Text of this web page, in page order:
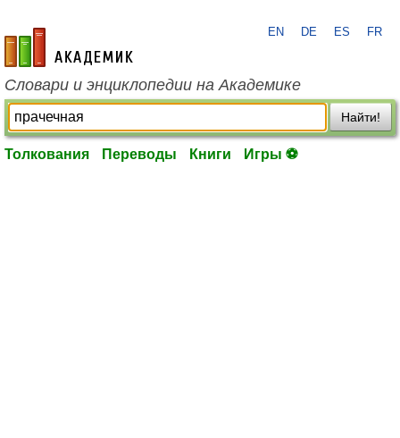
academic.ru
EN DE ES FR
Словари и энциклопедии на Академике
Найти!
Толкования Переводы Книги Игры ⚽